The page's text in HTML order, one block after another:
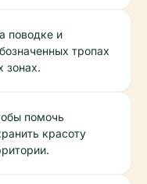
поводке и
тропах
зонах.
помочь
красоту